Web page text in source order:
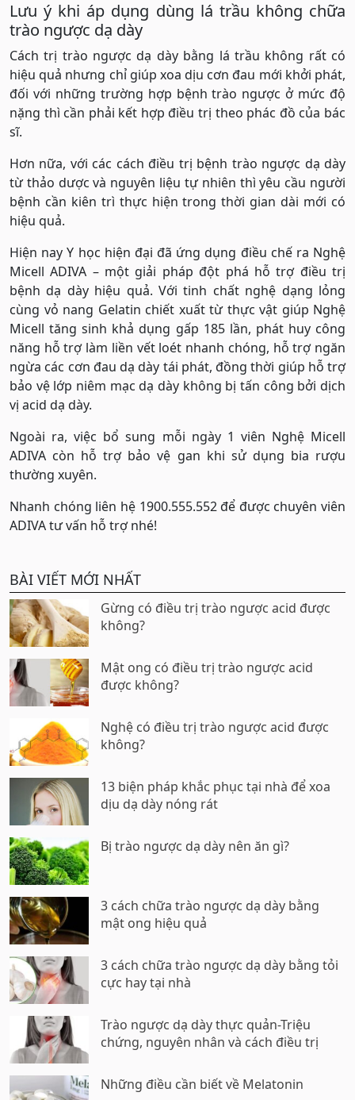
Lưu ý khi áp dụng dùng lá trầu không chữa
trào ngược dạ dày
Cách trị trào ngược dạ dày bằng lá trầu không rất có
hiệu quả nhưng chỉ giúp xoa dịu cơn đau mới khởi phát,
đối với những trường hợp bệnh trào ngược ở mức độ
nặng thì cần phải kết hợp điều trị theo phác đồ của bác
sĩ.
Hơn nữa, với các cách điều trị bệnh trào ngược dạ dày
từ thảo dược và nguyên liệu tự nhiên thì yêu cầu người
bệnh cần kiên trì thực hiện trong thời gian dài mới có
hiệu quả.
Hiện nay Y học hiện đại đã ứng dụng điều chế ra Nghệ
Micell ADIVA – một giải pháp đột phá hỗ trợ điều trị
bệnh dạ dày hiệu quả. Với tinh chất nghệ dạng lỏng
cùng vỏ nang Gelatin chiết xuất từ thực vật giúp Nghệ
Micell tăng sinh khả dụng gấp 185 lần, phát huy công
năng hỗ trợ làm liền vết loét nhanh chóng, hỗ trợ ngăn
ngừa các cơn đau dạ dày tái phát, đồng thời giúp hỗ trợ
bảo vệ lớp niêm mạc dạ dày không bị tấn công bởi dịch
vị acid dạ dày.
Ngoài ra, việc bổ sung mỗi ngày 1 viên Nghệ Micell
ADIVA còn hỗ trợ bảo vệ gan khi sử dụng bia rượu
thường xuyên.
Nhanh chóng liên hệ 1900.555.552 để được chuyên viên
ADIVA tư vấn hỗ trợ nhé!
BÀI VIẾT MỚI NHẤT
Gừng có điều trị trào ngược acid được
không?
Mật ong có điều trị trào ngược acid
được không?
Nghệ có điều trị trào ngược acid được
không?
13 biện pháp khắc phục tại nhà để xoa
dịu dạ dày nóng rát
Bị trào ngược dạ dày nên ăn gì?
3 cách chữa trào ngược dạ dày bằng
mật ong hiệu quả
3 cách chữa trào ngược dạ dày bằng tỏi
cực hay tại nhà
Trào ngược dạ dày thực quản-Triệu
chứng, nguyên nhân và cách điều trị
Những điều cần biết về Melatonin